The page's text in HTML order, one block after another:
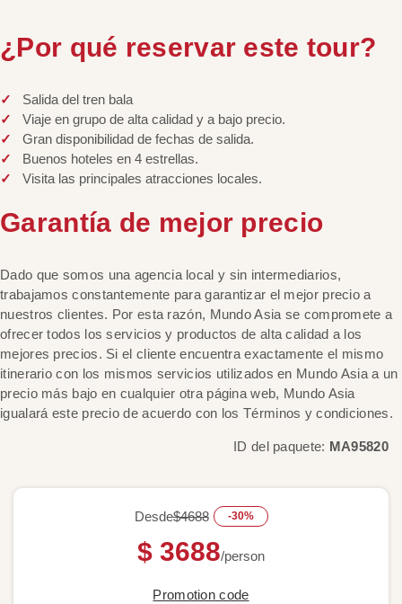
¿Por qué reservar este tour?
Salida del tren bala
Viaje en grupo de alta calidad y a bajo precio.
Gran disponibilidad de fechas de salida.
Buenos hoteles en 4 estrellas.
Visita las principales atracciones locales.
Garantía de mejor precio
Dado que somos una agencia local y sin intermediarios,
trabajamos constantemente para garantizar el mejor precio a
nuestros clientes. Por esta razón, Mundo Asia se compromete a
ofrecer todos los servicios y productos de alta calidad a los
mejores precios. Si el cliente encuentra exactamente el mismo
itinerario con los mismos servicios utilizados en Mundo Asia a un
precio más bajo en cualquier otra página web, Mundo Asia
igualará este precio de acuerdo con los Términos y condiciones.
ID del paquete: MA95820
Desde$4688 -30%
$ 3688/person
Promotion code